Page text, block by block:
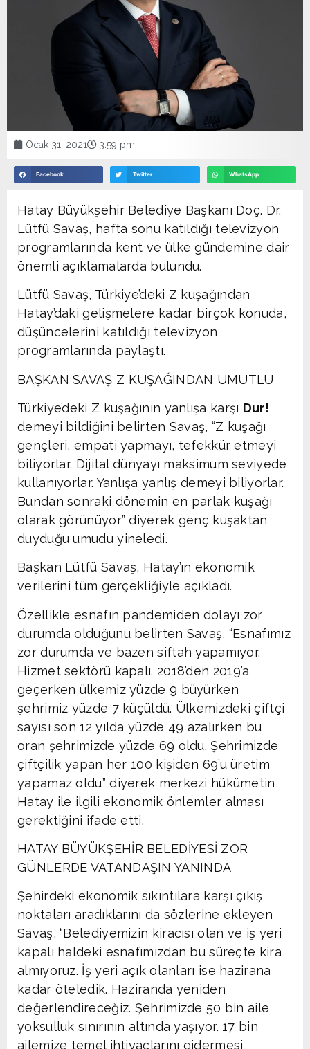
Ocak 31, 2021 3:59 pm
Facebook Twitter WhatsApp
Hatay Büyükşehir Belediye Başkanı Doç. Dr.
Lütfü Savaş, hafta sonu katıldığı televizyon
programlarında kent ve ülke gündemine dair
önemli açıklamalarda bulundu.
Lütfü Savaş, Türkiye’deki Z kuşağından
Hatay’daki gelişmelere kadar birçok konuda,
düşüncelerini katıldığı televizyon
programlarında paylaştı.
BAŞKAN SAVAŞ Z KUŞAĞINDAN UMUTLU
Türkiye’deki Z kuşağının yanlışa karşı Dur!
demeyi bildiğini belirten Savaş, “Z kuşağı
gençleri, empati yapmayı, tefekkür etmeyi
biliyorlar. Dijital dünyayı maksimum seviyede
kullanıyorlar. Yanlışa yanlış demeyi biliyorlar.
Bundan sonraki dönemin en parlak kuşağı
olarak görünüyor” diyerek genç kuşaktan
duyduğu umudu yineledi.
Başkan Lütfü Savaş, Hatay’ın ekonomik
verilerini tüm gerçekliğiyle açıkladı.
Özellikle esnafın pandemiden dolayı zor
durumda olduğunu belirten Savaş, “Esnafımız
zor durumda ve bazen siftah yapamıyor.
Hizmet sektörü kapalı. 2018’den 2019’a
geçerken ülkemiz yüzde 9 büyürken
şehrimiz yüzde 7 küçüldü. Ülkemizdeki çiftçi
sayısı son 12 yılda yüzde 49 azalırken bu
oran şehrimizde yüzde 69 oldu. Şehrimizde
çiftçilik yapan her 100 kişiden 69’u üretim
yapamaz oldu” diyerek merkezi hükümetin
Hatay ile ilgili ekonomik önlemler alması
gerektiğini ifade etti.
HATAY BÜYÜKŞEHİR BELEDİYESİ ZOR
GÜNLERDE VATANDAŞIN YANINDA
Şehirdeki ekonomik sıkıntılara karşı çıkış
noktaları aradıklarını da sözlerine ekleyen
Savaş, “Belediyemizin kiracısı olan ve iş yeri
kapalı haldeki esnafımızdan bu süreçte kira
almıyoruz. İş yeri açık olanları ise hazirana
kadar öteledik. Haziranda yeniden
değerlendireceğiz. Şehrimizde 50 bin aile
yoksulluk sınırının altında yaşıyor. 17 bin
ailemize temel ihtiyaçlarını gidermesi